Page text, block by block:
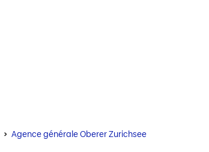
Agence générale Oberer Zurichsee